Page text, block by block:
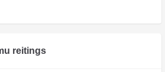
reitings